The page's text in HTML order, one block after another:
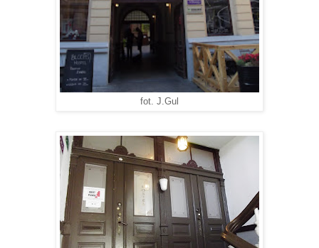
fot. J.Gul